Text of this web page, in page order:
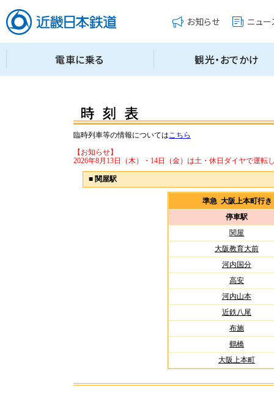
臨時列車等の情報についてはこちら
【お知らせ】
2026年8月13日（木）・14日（金）は土・休日ダイヤで運転
■ 関屋駅
準急 大阪上本町行
停車駅
関屋
大阪教育大前
河内国分
高安
河内山本
近鉄八尾
布施
鶴橋
大阪上本町